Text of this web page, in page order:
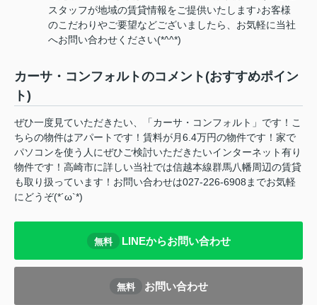
スタッフが地域の賃貸情報をご提供いたします♪お客様
のこだわりやご要望などございましたら、お気軽に当社
へお問い合わせください(*^^*)
カーサ・コンフォルトのコメント(おすすめポイン
ト)
ぜひ一度見ていただきたい、「カーサ・コンフォルト」です！こ
ちらの物件はアパートです！賃料が月6.4万円の物件です！家で
パソコンを使う人にぜひご検討いただきたいインターネット有り
物件です！高崎市に詳しい当社では信越本線群馬八幡周辺の賃貸
も取り扱っています！お問い合わせは027-226-6908までお気軽
にどうぞ(*´ω`*)
無料 LINEからお問い合わせ
無料 お問い合わせ